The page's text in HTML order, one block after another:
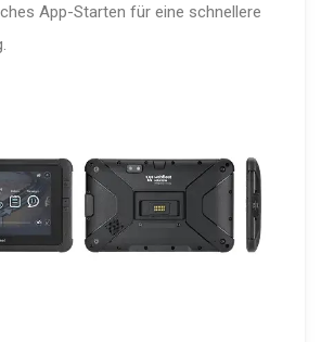
App-Starten für eine schnellere